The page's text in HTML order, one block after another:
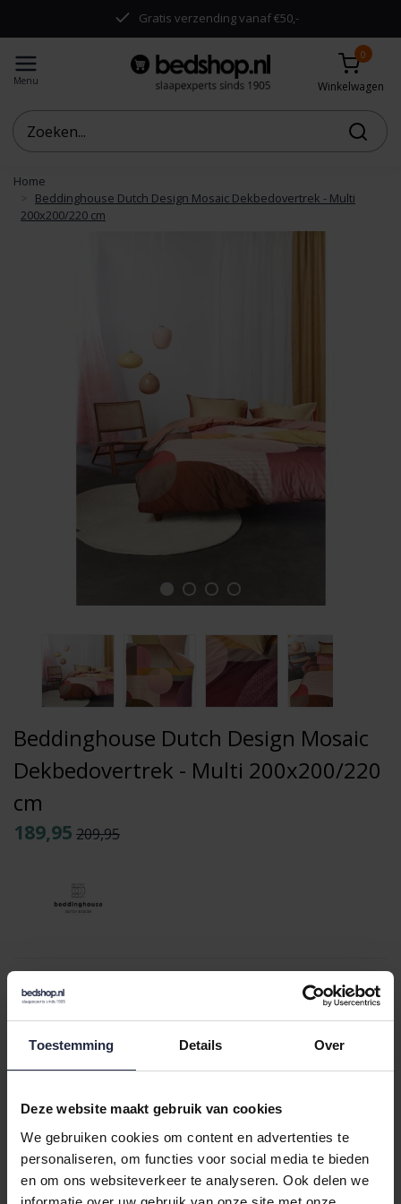
Toestemming Details Over
Deze website maakt gebruik van cookies
We gebruiken cookies om content en advertenties te
personaliseren, om functies voor social media te bieden
en om ons websiteverkeer te analyseren. Ook delen we
Gratis verzending vanaf €50,-
Menu
0
Winkelwagen
Home
Beddinghouse Dutch Design Mosaic Dekbedovertrek - Multi
200x200/220 cm
Beddinghouse Dutch Design Mosaic
Dekbedovertrek - Multi 200x200/220
cm
189,95 209,95
Loading...
Loading...
In de winkelwagen
Binnen 24 uur verstuurd
Gratis retourneren vanaf €100,-